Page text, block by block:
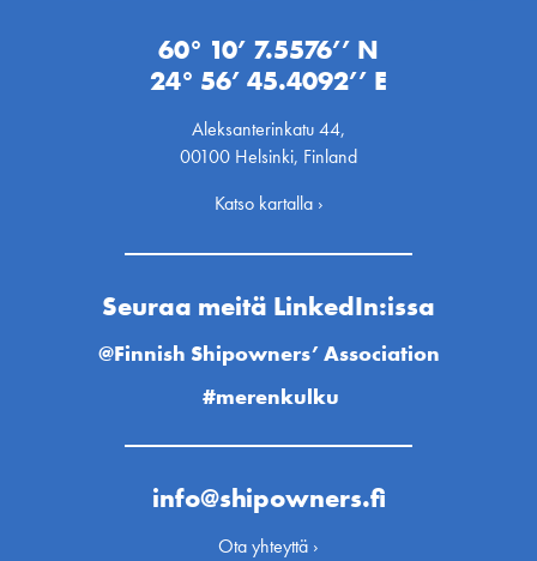
60° 10’ 7.5576’’ N
24° 56’ 45.4092’’ E
Aleksanterinkatu 44,
00100 Helsinki, Finland
Katso kartalla ›
Seuraa meitä LinkedIn:issa
@Finnish Shipowners’ Association
#merenkulku
info@shipowners.fi
Ota yhteyttä ›